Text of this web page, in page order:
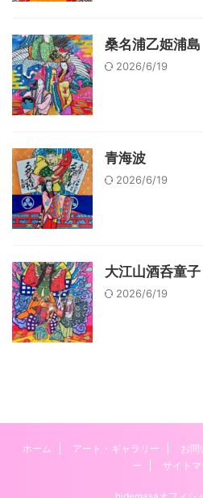
桑名浦乙姫浦島
2026/6/19
青海波
2026/6/19
大江山酒呑童子
2026/6/19
ホーム アート・ギャラリー お問
ー
サイト